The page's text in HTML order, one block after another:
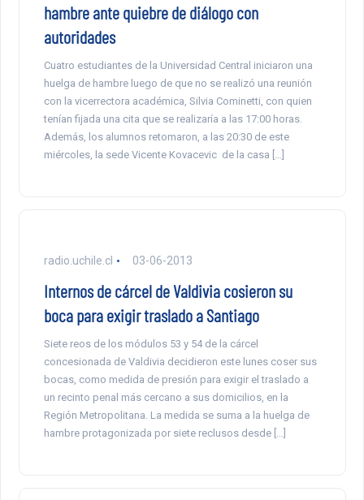
hambre ante quiebre de diálogo con
autoridades
Cuatro estudiantes de la Universidad Central iniciaron una
huelga de hambre luego de que no se realizó una reunión
con la vicerrectora académica, Silvia Cominetti, con quien
tenían fijada una cita que se realizaría a las 17:00 horas.
Además, los alumnos retomaron, a las 20:30 de este
miércoles, la sede Vicente Kovacevic de la casa […]
radio.uchile.cl 03-06-2013
Internos de cárcel de Valdivia cosieron su
boca para exigir traslado a Santiago
Siete reos de los módulos 53 y 54 de la cárcel
concesionada de Valdivia decidieron este lunes coser sus
bocas, como medida de presión para exigir el traslado a
un recinto penal más cercano a sus domicilios, en la
Región Metropolitana. La medida se suma a la huelga de
hambre protagonizada por siete reclusos desde […]